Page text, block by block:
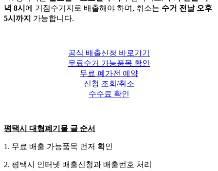
녁 8시 에 거점수거지로 배출해야 하며, 취소는 수거 전날 오후
5시까지 가능합니다.
공식 배출신청 바로가기
무료수거 가능품목 확인
무료 폐가전 예약
신청 조회/취소
수수료 확인
평택시 대형폐기물 글 순서
1. 무료 배출 가능품목 먼저 확인
2. 평택시 인터넷 배출신청과 배출번호 처리